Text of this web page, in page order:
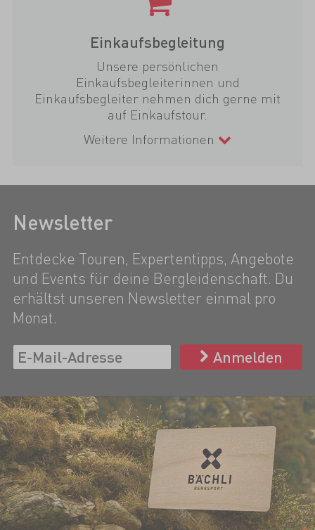
Einkaufsbegleitung
Unsere persönlichen
Einkaufsbegleiterinnen und
Einkaufsbegleiter nehmen dich gerne mit
auf Einkaufstour.
Weitere Informationen
Newsletter
Entdecke Touren, Expertentipps, Angebote
und Events für deine Bergleidenschaft. Du
erhältst unseren Newsletter einmal pro
Monat.
Anmelden